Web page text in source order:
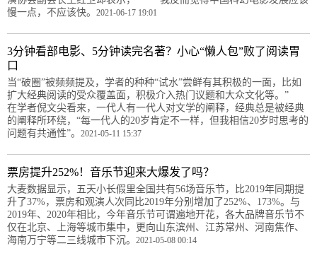
慢一点，不应该快。 2021-06-17 19:01
3分钟看部电影、5分钟读完名著？小心“懒人包”败了阅读胃
口
当“破圈”被频频提及，学者的种种“试水”尝鲜有其积极的一面，比如
扩大经典阅读的受众覆盖面，积极介入热门议题和大众文化等。”
在学者倪文尖看来，一代人有一代人对文学的阐释，经典总是被经典
的阐释所环绕，“每一代人的20岁肯定不一样，但我相信20岁时思考的
问题有共通性”。 2021-05-11 15:37
票房提升252%！音乐节迎来大爆发了吗？
大麦数据显示，五天小长假里全国共有56场音乐节，比2019年同期提
升了37%，票房和观演人次同比2019年分别增加了252%、173%。与
2019年、2020年相比，今年音乐节可谓遍地开花，各大品牌音乐节不
仅在北京、上海等城市集中，更向山东滨州、江苏常州、河南焦作、
海南万宁等二三线城市下沉。 2021-05-08 00:14